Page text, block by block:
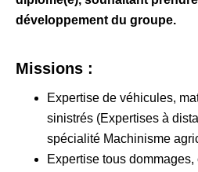
développement du groupe.
Missions :
Expertise de véhicules,
sinistrés (Expertises à
spécialité Machinisme
Expertise tous